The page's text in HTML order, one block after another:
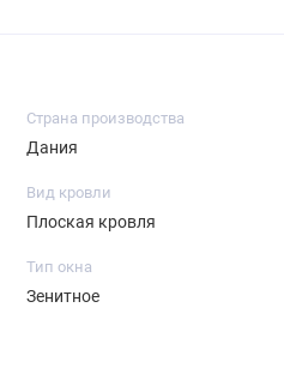
Страна производства
Дания
Вид кровли
Плоская кровля
Тип окна
Зенитное